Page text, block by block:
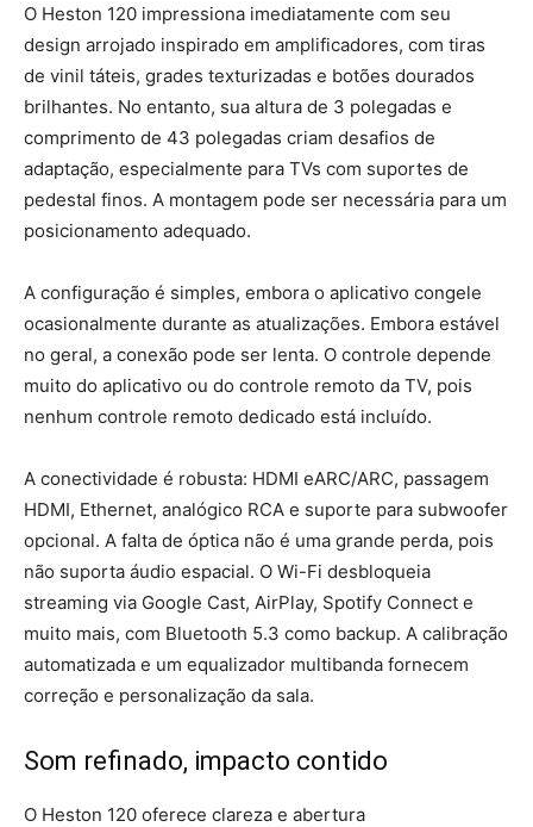
O Heston 120 impressiona imediatamente com seu
design arrojado inspirado em amplificadores, com tiras
de vinil táteis, grades texturizadas e botões dourados
brilhantes. No entanto, sua altura de 3 polegadas e
comprimento de 43 polegadas criam desafios de
adaptação, especialmente para TVs com suportes de
pedestal finos. A montagem pode ser necessária para um
posicionamento adequado.
A configuração é simples, embora o aplicativo congele
ocasionalmente durante as atualizações. Embora estável
no geral, a conexão pode ser lenta. O controle depende
muito do aplicativo ou do controle remoto da TV, pois
nenhum controle remoto dedicado está incluído.
A conectividade é robusta: HDMI eARC/ARC, passagem
HDMI, Ethernet, analógico RCA e suporte para subwoofer
opcional. A falta de óptica não é uma grande perda, pois
não suporta áudio espacial. O Wi-Fi desbloqueia
streaming via Google Cast, AirPlay, Spotify Connect e
muito mais, com Bluetooth 5.3 como backup. A calibração
automatizada e um equalizador multibanda fornecem
correção e personalização da sala.
Som refinado, impacto contido
O Heston 120 oferece clareza e abertura